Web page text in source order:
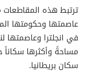
ترتبط هذه
عاصمتها وحكومتها
في انجلترا وعاصمتها
سكان بريطانيا.